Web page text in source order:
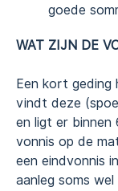
goede
WAT ZIJN DE
Een kort
vindt deze
en ligt er binnen
vonnis op de
een eindvonnis
aanleg soms